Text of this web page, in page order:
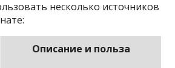
несколько источников
Описание и польза